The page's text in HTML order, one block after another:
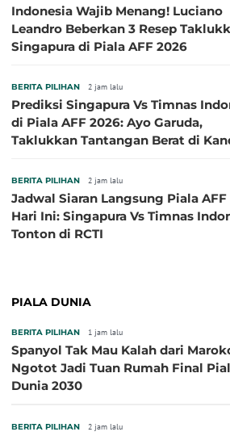
Indonesia Wajib Menang! Luciano
Leandro Beberkan 3 Resep
Singapura di Piala AFF 2026
BERITA PILIHAN 2 jam lalu
Prediksi Singapura Vs Timnas
di Piala AFF 2026: Ayo Garuda,
Taklukkan Tantangan Berat di
BERITA PILIHAN 2 jam lalu
Jadwal Siaran Langsung Piala AFF
Hari Ini: Singapura Vs Timnas
Tonton di RCTI
PIALA DUNIA
BERITA PILIHAN 1 jam lalu
Spanyol Tak Mau Kalah dari
Ngotot Jadi Tuan Rumah Final
Dunia 2030
BERITA PILIHAN 2 jam lalu